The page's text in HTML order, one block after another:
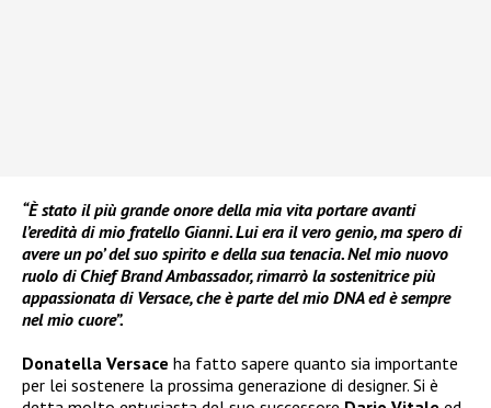
“È stato il più grande onore della mia vita portare avanti
l’eredità di mio fratello Gianni. Lui era il vero genio, ma spero di
avere un po’ del suo spirito e della sua tenacia. Nel mio nuovo
ruolo di Chief Brand Ambassador, rimarrò la sostenitrice più
appassionata di Versace, che è parte del mio DNA ed è sempre
nel mio cuore”.
Donatella Versace ha fatto sapere quanto sia importante
per lei sostenere la prossima generazione di designer. Si è